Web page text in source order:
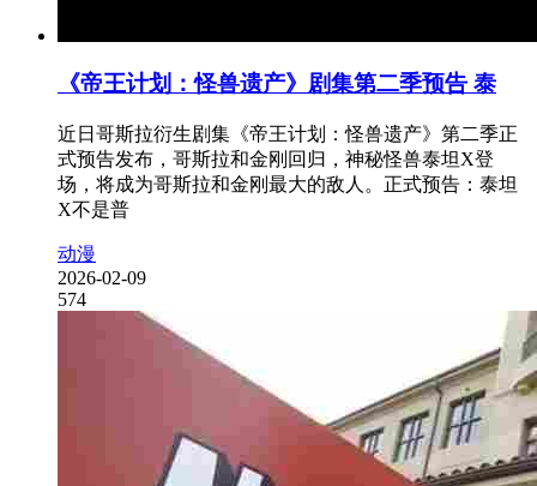
《帝王计划：怪兽遗产》剧集第二季预告 泰
近日哥斯拉衍生剧集《帝王计划：怪兽遗产》第二季正
式预告发布，哥斯拉和金刚回归，神秘怪兽泰坦X登
场，将成为哥斯拉和金刚最大的敌人。正式预告：泰坦
X不是普
动漫
2026-02-09
574